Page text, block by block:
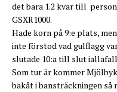
det bara 1.2 kvar till
GSXR1000.
Hade korn på 9:e plats,
inte förstod vad gulflagg
slutade 10:a till slut
Som tur är kommer
bakåt i bansträckningen så